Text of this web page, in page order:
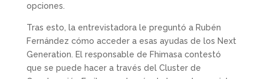
opciones.
Tras esto, la entrevistadora le preguntó a Rubén
Fernández cómo acceder a esas ayudas de los Next
Generation. El responsable de Fhimasa contestó
que se puede hacer a través del Cluster de